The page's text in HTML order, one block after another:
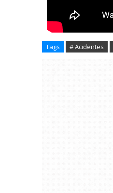
Tags # Acidentes